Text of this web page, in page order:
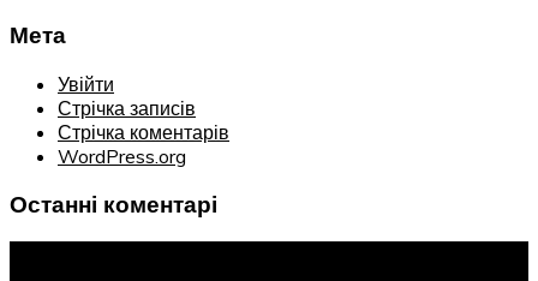
Мета
Увійти
Стрічка записів
Стрічка коментарів
WordPress.org
Останні коментарі